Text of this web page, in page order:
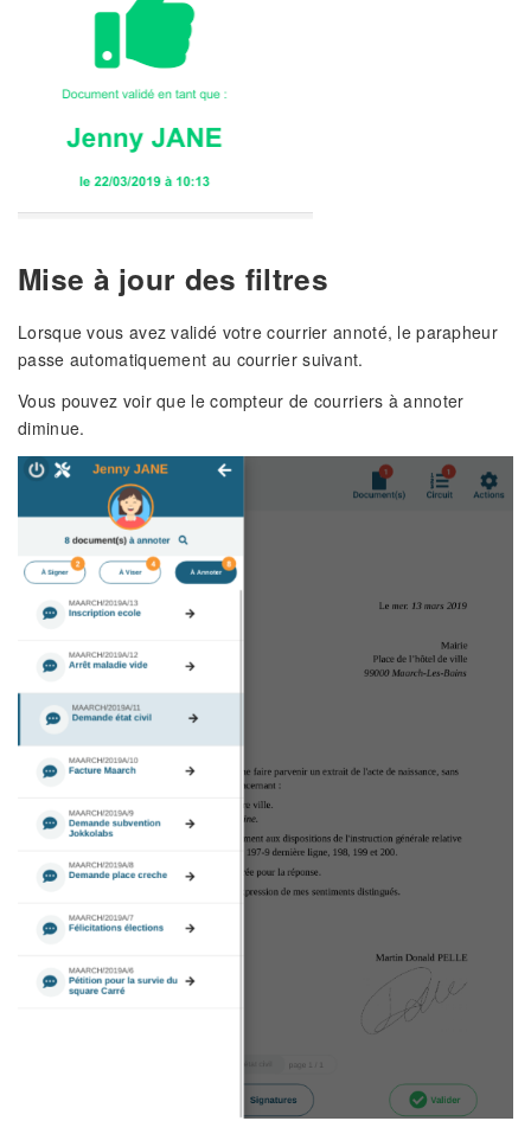
Mise à jour des filtres
Lorsque vous avez validé votre courrier annoté, le parapheur
passe automatiquement au courrier suivant.
Vous pouvez voir que le compteur de courriers à annoter
diminue.